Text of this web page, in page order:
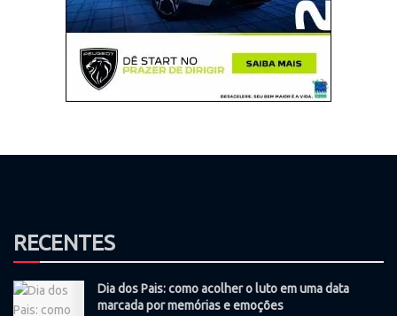
RECENTES
Dia dos Pais: como acolher o luto em uma data
marcada por memórias e emoções